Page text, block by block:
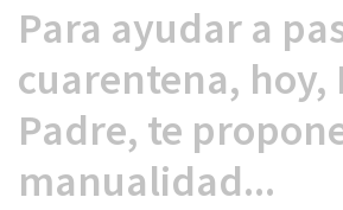
Para ayudar a
cuarentena, hoy,
Padre, te
manualidad...